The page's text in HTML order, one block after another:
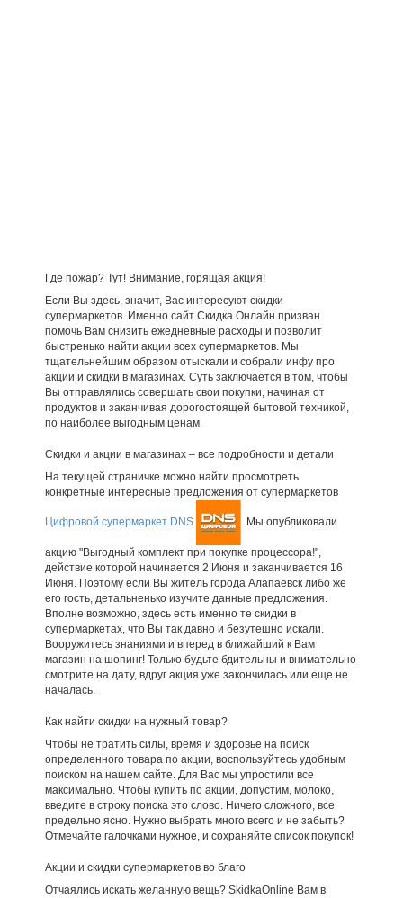
Где пожар? Тут! Внимание, горящая акция!
Если Вы здесь, значит, Вас интересуют скидки
супермаркетов. Именно сайт Скидка Онлайн призван
помочь Вам снизить ежедневные расходы и позволит
быстренько найти акции всех супермаркетов. Мы
тщательнейшим образом отыскали и собрали инфу про
акции и скидки в магазинах. Суть заключается в том, чтобы
Вы отправлялись совершать свои покупки, начиная от
продуктов и заканчивая дорогостоящей бытовой техникой,
по наиболее выгодным ценам.
Скидки и акции в магазинах – все подробности и детали
На текущей страничке можно найти просмотреть
конкретные интересные предложения от супермаркетов
Цифровой супермаркет DNS . Мы опубликовали
акцию "Выгодный комплект при покупке процессора!",
действие которой начинается 2 Июня и заканчивается 16
Июня. Поэтому если Вы житель города Алапаевск либо же
его гость, детальненько изучите данные предложения.
Вполне возможно, здесь есть именно те скидки в
супермаркетах, что Вы так давно и безутешно искали.
Вооружитесь знаниями и вперед в ближайший к Вам
магазин на шопинг! Только будьте бдительны и внимательно
смотрите на дату, вдруг акция уже закончилась или еще не
началась.
Как найти скидки на нужный товар?
Чтобы не тратить силы, время и здоровье на поиск
определенного товара по акции, воспользуйтесь удобным
поиском на нашем сайте. Для Вас мы упростили все
максимально. Чтобы купить по акции, допустим, молоко,
введите в строку поиска это слово. Ничего сложного, все
предельно ясно. Нужно выбрать много всего и не забыть?
Отмечайте галочками нужное, и сохраняйте список покупок!
Акции и скидки супермаркетов во благо
Отчаялись искать желанную вещь? SkidkaOnline Вам в